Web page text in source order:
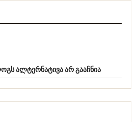
ალტერნატივა არ გააჩნია